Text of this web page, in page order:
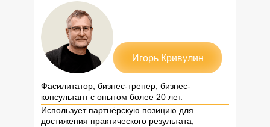
Игорь Кривулин
Фасилитатор, бизнес-тренер, бизнес-
консультант с опытом более 20 лет.
Использует партнёрскую позицию для
достижения практического результата,